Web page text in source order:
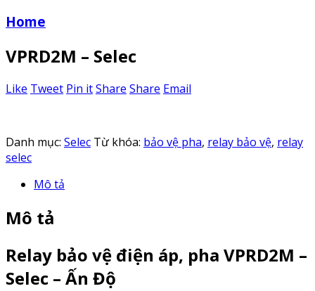
Home
VPRD2M – Selec
Like Tweet Pin itShare Share Email
Danh mục: Selec Từ khóa: bảo vệ pha, relay bảo vệ, relay
selec
Mô tả
Mô tả
Relay bảo vệ điện áp, pha VPRD2M –
Selec – Ấn Độ